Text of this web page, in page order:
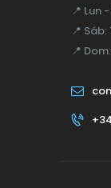
📍 Lun
📍 Sáb:
📍 Dom: